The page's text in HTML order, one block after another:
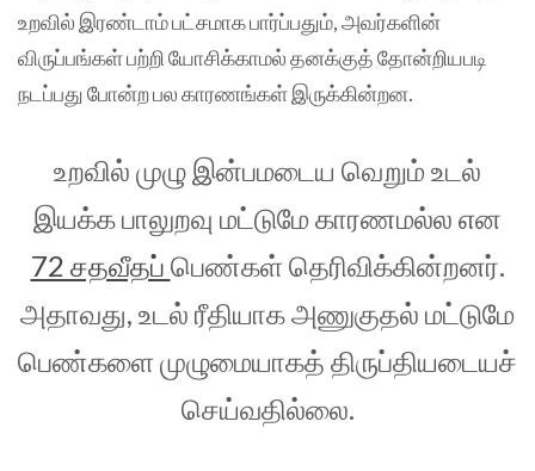
உறவில் இரண்டாம் பட்சமாக பார்ப்பதும், அவர்களின்
விருப்பங்கள் பற்றி யோசிக்காமல் தனக்குத் தோன்றியபடி
நடப்பது போன்ற பல காரணங்கள் இருக்கின்றன.
உறவில் முழு இன்பமடைய வெறும் உடல்
இயக்க பாலுறவு மட்டுமே காரணமல்ல என
72 சதவீதப் பெண்கள் தெரிவிக்கின்றனர்.
அதாவது, உடல் ரீதியாக அணுகுதல் மட்டுமே
பெண்களை முழுமையாகத் திருப்தியடையச்
செய்வதில்லை.